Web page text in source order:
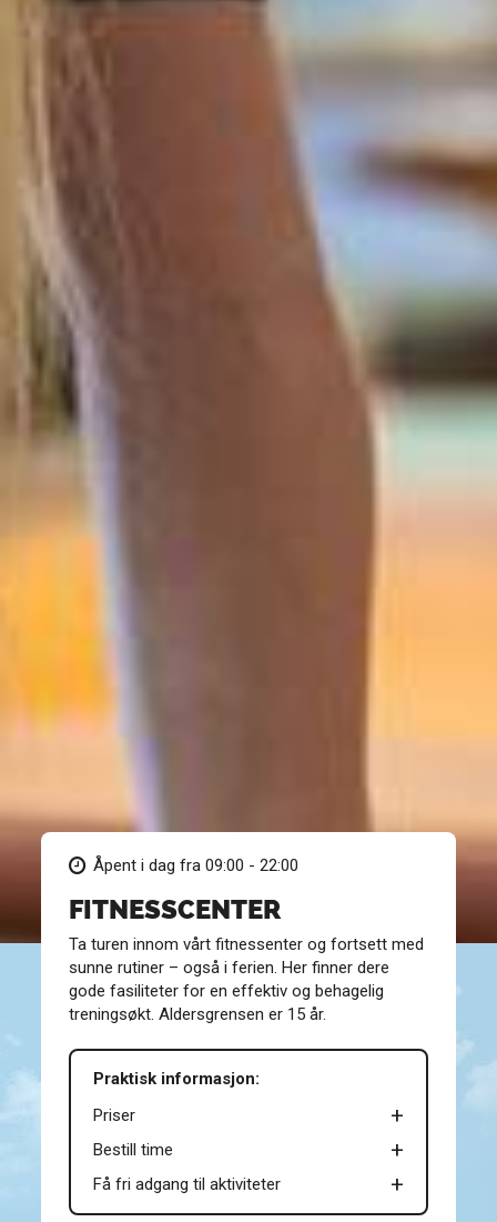
Åpent i dag fra 09:00 - 22:00
FITNESSCENTER
Ta turen innom vårt fitnessenter og fortsett med
sunne rutiner – også i ferien. Her finner dere
gode fasiliteter for en effektiv og behagelig
treningsøkt. Aldersgrensen er 15 år.
Praktisk informasjon:
Priser
Bestill time
Få fri adgang til aktiviteter